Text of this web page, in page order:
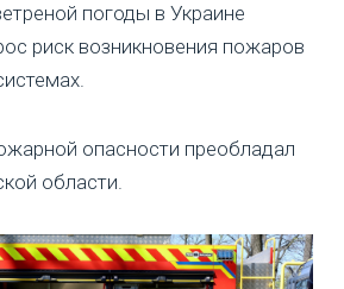
погоды в Украине
риск возникновения пожаров
опасности преобладал
области.